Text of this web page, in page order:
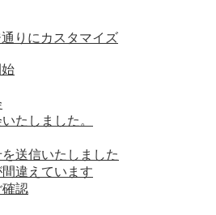
りにカスタマイズ
たしました。
送信いたしました
違えています
確認